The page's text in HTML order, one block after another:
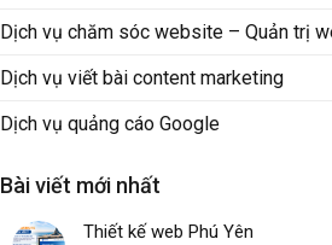
Dịch vụ chăm sóc website – Quản trị
Dịch vụ viết bài content marketing
Dịch vụ quảng cáo Google
Bài viết mới nhất
Thiết kế web Phú Yên